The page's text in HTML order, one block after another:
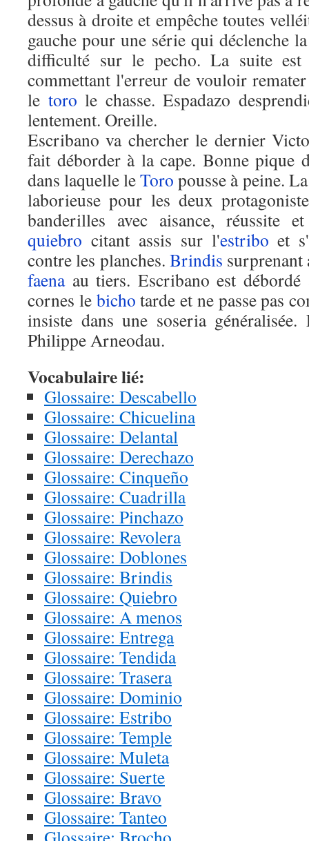
dessus à droite et empêche toutes
gauche pour une série qui déclenche
difficulté sur le pecho. La suite est
commettant l'erreur de vouloir
le toro le chasse. Espadazo
lentement. Oreille.
Escribano va chercher le dernier
fait déborder à la cape. Bonne pique
dans laquelle leToro pousse à peine.
laborieuse pour les deux
banderilles avec aisance, réussite
quiebro citant assis sur l'estribo et
contre les planches. Brindis surprenant
faenaau tiers. Escribano est
cornes le bicho tarde et ne passe pas
insiste dans une soseria généralisée.
Philippe Arneodau.
Vocabulaire lié:
Glossaire: Descabello
Glossaire: Chicuelina
Glossaire: Delantal
Glossaire: Derechazo
Glossaire: Cinqueño
Glossaire: Cuadrilla
Glossaire: Pinchazo
Glossaire: Revolera
Glossaire: Doblones
Glossaire: Brindis
Glossaire: Quiebro
Glossaire: A menos
Glossaire: Entrega
Glossaire: Tendida
Glossaire: Trasera
Glossaire: Dominio
Glossaire: Estribo
Glossaire: Temple
Glossaire: Muleta
Glossaire: Suerte
Glossaire: Bravo
Glossaire: Tanteo